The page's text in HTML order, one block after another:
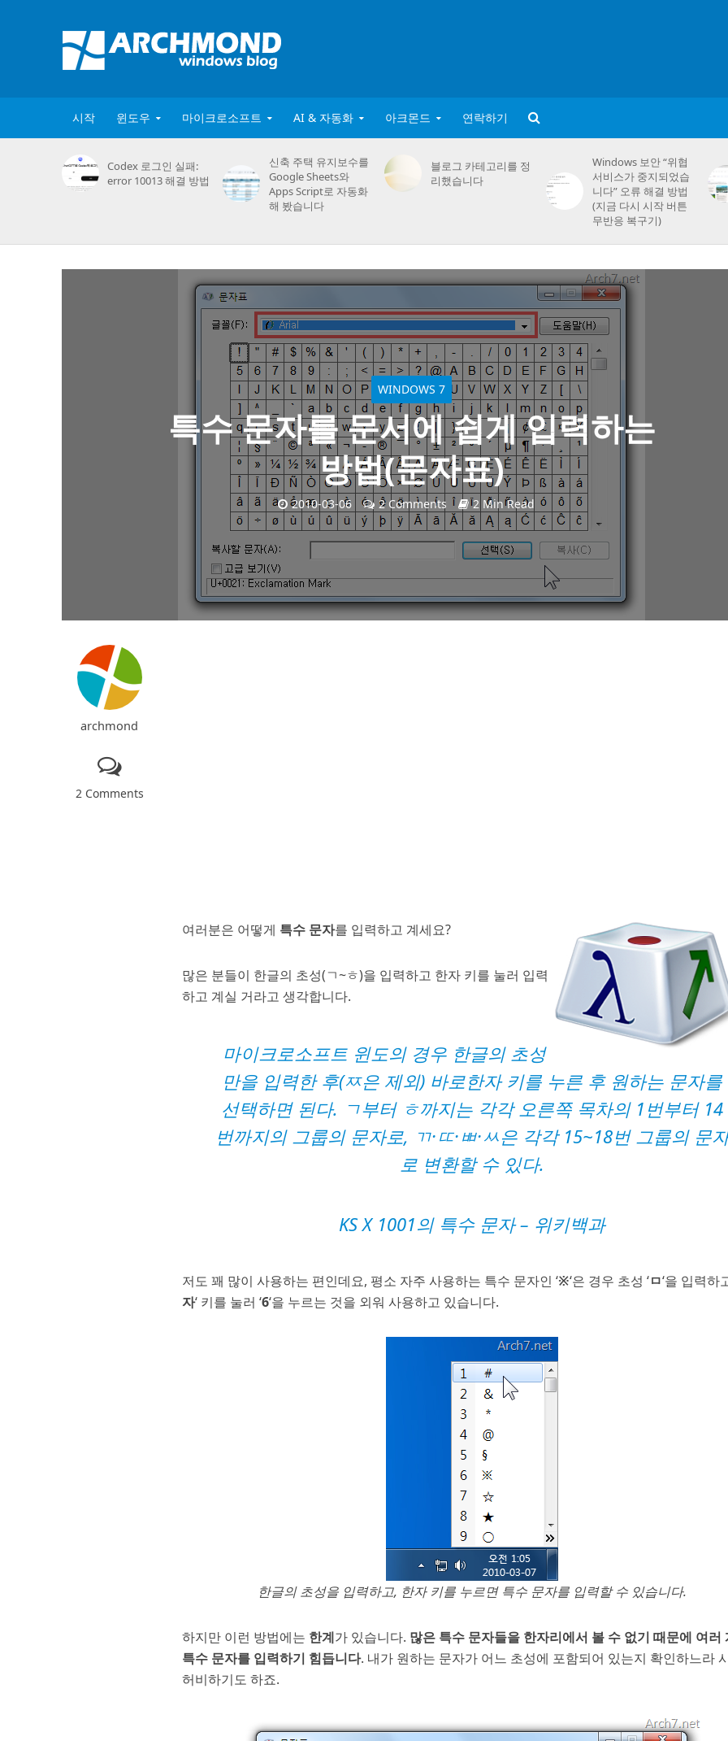
시작 윈도우 마이크로소프트 AI & 자동화 아크몬드 연락하기
Codex 로그인 실패:
error 10013 해결 방법
신축 주택 유지보수를
Google Sheets와
Apps Script로 자동화
해 봤습니다
블로그 카테고리를 정
리했습니다
Windows 보안 “위협
서비스가 중지되었습
니다” 오류 해결 방법
(지금 다시 시작 버튼
무반응 복구기)
WINDOWS 7
특수 문자를 문서에 쉽게 입력하는
방법(문자표)
2010-03-06 2 Comments 2 Min Read
archmond
2 Comments
여러분은 어떻게 특수 문자를 입력하고 계세요?
많은 분들이 한글의 초성(ㄱ~ㅎ)을 입력하고 한자 키를 눌러 입력
하고 계실 거라고 생각합니다.
마이크로소프트 윈도의 경우 한글의 초성
만을 입력한 후(ㅉ은 제외) 바로한자 키를 누른 후 원하는 문자를
선택하면 된다. ㄱ부터 ㅎ까지는 각각 오른쪽 목차의 1번부터 14
번까지의 그룹의 문자로, ㄲ·ㄸ·ㅃ·ㅆ은 각각 15~18번 그룹의 문
로 변환할 수 있다.
KS X 1001의 특수 문자– 위키백과
저도 꽤 많이 사용하는 편인데요, 평소 자주 사용하는 특수 문자인 ‘※‘은 경우 초성 ‘ㅁ‘을 입력하
자‘ 키를 눌러 ‘6‘을 누르는 것을 외워 사용하고 있습니다.
한글의 초성을 입력하고, 한자 키를 누르면 특수 문자를 입력할 수 있습니다.
하지만 이런 방법에는 한계가 있습니다. 많은 특수 문자들을 한자리에서 볼 수 없기 때문에 여러
특수 문자를 입력하기 힘듭니다. 내가 원하는 문자가 어느 초성에 포함되어 있는지 확인하느라
허비하기도 하죠.